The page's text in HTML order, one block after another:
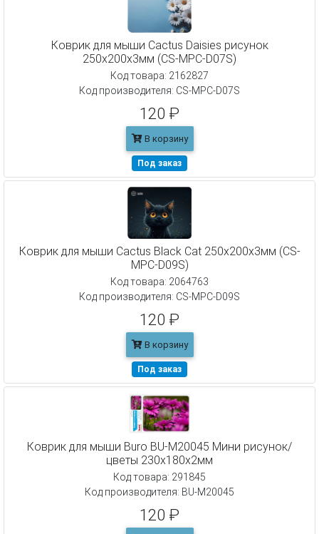
Коврик для мыши Cactus Daisies рисунок
250x200x3мм (CS-MPC-D07S)
Код товара: 2162827
Код производителя: CS-MPC-D07S
120 ₽
В корзину
Под заказ
Коврик для мыши Cactus Black Cat 250x200x3мм (CS-
MPC-D09S)
Код товара: 2064763
Код производителя: CS-MPC-D09S
120 ₽
В корзину
Под заказ
Коврик для мыши Buro BU-M20045 Мини рисунок/
цветы 230x180x2мм
Код товара: 291845
Код производителя: BU-M20045
120 ₽